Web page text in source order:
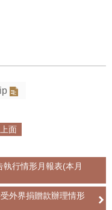
面
行情形月報表(本月
外界捐贈款辦理情形